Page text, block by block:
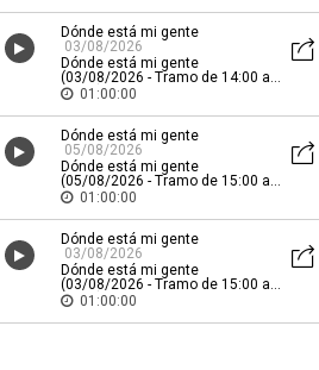
Dónde está mi gente
03/08/2026
Dónde está mi gente
(03/08/2026 - Tramo de 14:00 a
15:00)01:00:00
Dónde está mi gente
05/08/2026
Dónde está mi gente
(05/08/2026 - Tramo de 15:00 a
16:00)01:00:00
Dónde está mi gente
03/08/2026
Dónde está mi gente
(03/08/2026 - Tramo de 15:00 a
16:00)01:00:00